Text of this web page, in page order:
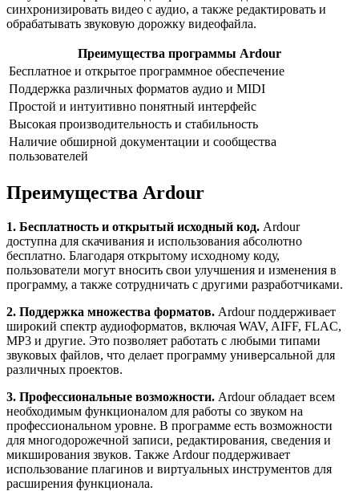
синхронизировать видео с аудио, а также редактировать и
обрабатывать звуковую дорожку видеофайла.
Преимущества программы Ardour
Бесплатное и открытое программное обеспечение
Поддержка различных форматов аудио и MIDI
Простой и интуитивно понятный интерфейс
Высокая производительность и стабильность
Наличие обширной документации и сообщества
пользователей
Преимущества Ardour
1. Бесплатность и открытый исходный код. Ardour
доступна для скачивания и использования абсолютно
бесплатно. Благодаря открытому исходному коду,
пользователи могут вносить свои улучшения и изменения в
программу, а также сотрудничать с другими разработчиками.
2. Поддержка множества форматов. Ardour поддерживает
широкий спектр аудиоформатов, включая WAV, AIFF, FLAC,
MP3 и другие. Это позволяет работать с любыми типами
звуковых файлов, что делает программу универсальной для
различных проектов.
3. Профессиональные возможности. Ardour обладает всем
необходимым функционалом для работы со звуком на
профессиональном уровне. В программе есть возможности
для многодорожечной записи, редактирования, сведения и
микширования звуков. Также Ardour поддерживает
использование плагинов и виртуальных инструментов для
расширения функционала.